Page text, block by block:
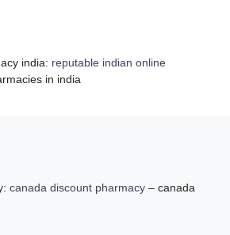
india: reputable indian online
in india
canada discount pharmacy – canada